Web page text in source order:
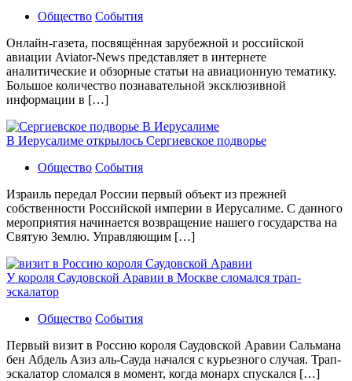
Общество События
Онлайн-газета, посвящённая зарубежной и российской
авиации Aviator-News представляет в интернете
аналитические и обзорные статьи на авиационную тематику.
Большое количество познавательной эксклюзивной
информации в […]
В Иерусалиме открылось Сергиевское подворье
Общество События
Израиль передал России первый объект из прежней
собственности Российской империи в Иерусалиме. С данного
мероприятия начинается возвращение нашего государства на
Святую Землю. Управляющим […]
У короля Саудовской Аравии в Москве сломался трап-
эскалатор
Общество События
Первый визит в Россию короля Саудовской Аравии Сальмана
бен Абдель Азиз аль-Сауда начался с курьезного случая. Трап-
эскалатор сломался в момент, когда монарх спускался […]